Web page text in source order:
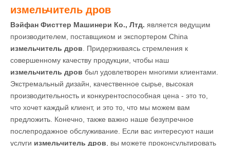
измельчитель дров
Вэйфан Фисттер Машинери Ко., Лтд. является ведущим
производителем, поставщиком и экспортером China
измельчитель дров . Придерживаясь стремления к
совершенному качеству продукции, чтобы наш
измельчитель дров был удовлетворен многими клиентами.
Экстремальный дизайн, качественное сырье, высокая
производительность и конкурентоспособная цена - это то,
что хочет каждый клиент, и это то, что мы можем вам
предложить. Конечно, также важно наше безупречное
послепродажное обслуживание. Если вас интересуют наши
услуги измельчитель дров , вы можете проконсультировать